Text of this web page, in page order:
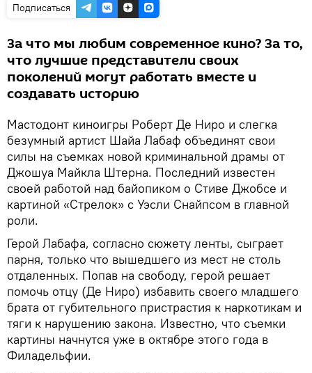
Подписаться
За что мы любим современное кино? За то,
что лучшие представители своих
поколений могут работать вместе и
создавать историю
Мастодонт киноигры Роберт Де Ниро и слегка
безумный артист Шайа Лабаф объединят свои
силы на съемках новой криминальной драмы от
Джошуа Майкла Штерна. Последний известен
своей работой над байопиком о Стиве Джобсе и
картиной «Стрелок» с Уэсли Снайпсом в главной
роли.
Герой Лабафа, согласно сюжету ленты, сыграет
парня, только что вышедшего из мест не столь
отдаленных. Попав на свободу, герой решает
помочь отцу (Де Ниро) избавить своего младшего
брата от губительного пристрастия к наркотикам и
тяги к нарушению закона. Известно, что съемки
картины начнутся уже в октябре этого года в
Филадельфии.